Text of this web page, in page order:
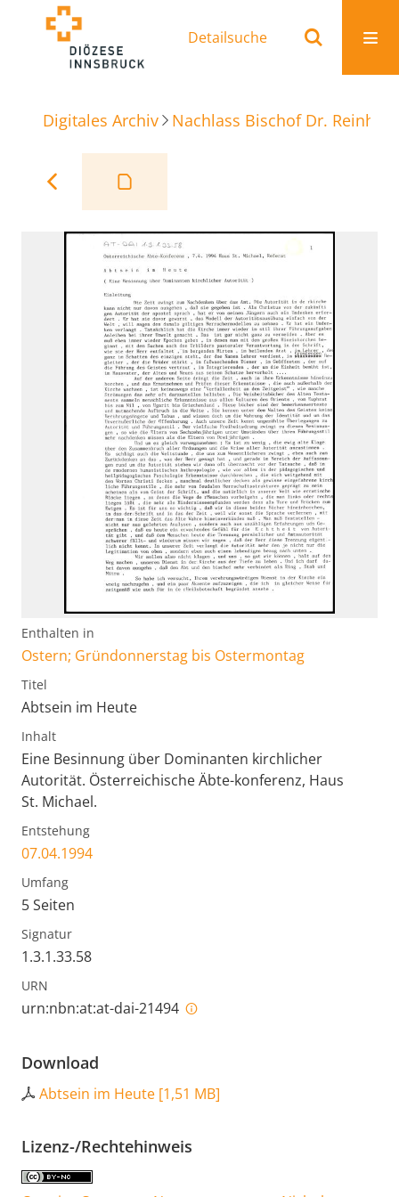
Detailsuche
Digitales Archiv Nachlass Bischof Dr.
Enthalten in
Ostern; Gründonnerstag bis Ostermontag
Titel
Abtsein im Heute
Inhalt
Eine Besinnung über Dominanten kirchlicher
Autorität. Österreichische Äbte-konferenz, Haus
St. Michael.
Entstehung
07.04.1994
Umfang
5 Seiten
Signatur
1.3.1.33.58
URN
urn:nbn:at:at-dai-21494
Download
Abtsein im Heute [1,51 MB]
Lizenz-/Rechtehinweis